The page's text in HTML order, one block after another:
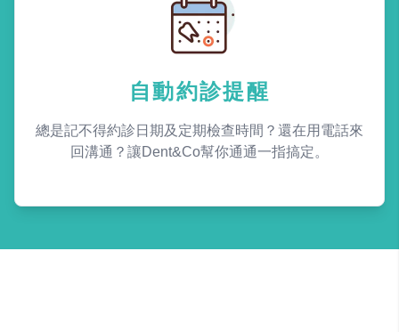
自動約診提醒
總是記不得約診日期及定期檢查時間？還在用電話來
回溝通？讓Dent&Co幫你通通一指搞定。